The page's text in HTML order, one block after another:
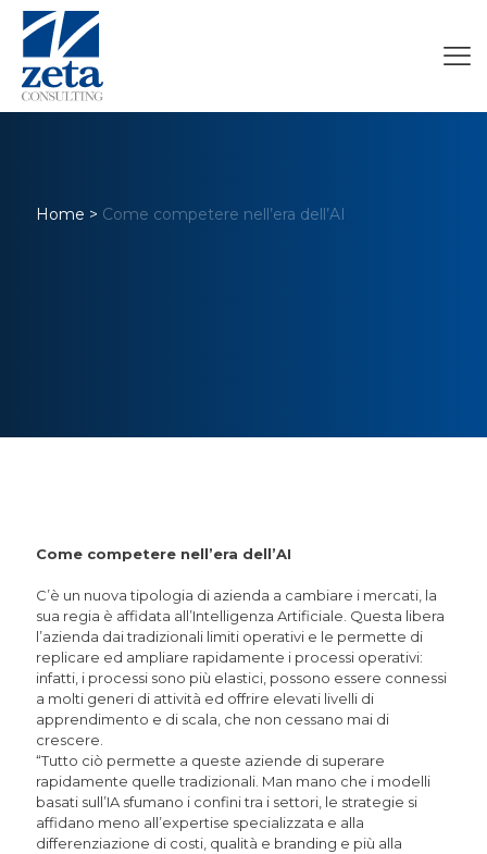
Home > Come competere nell’era dell’AI
Come competere nell’era dell’AI
C’è un nuova tipologia di azienda a cambiare i mercati, la
sua regia è affidata all’Intelligenza Artificiale. Questa libera
l’azienda dai tradizionali limiti operativi e le permette di
replicare ed ampliare rapidamente i processi operativi:
infatti, i processi sono più elastici, possono essere connessi
a molti generi di attività ed offrire elevati livelli di
apprendimento e di scala, che non cessano mai di
crescere.
“Tutto ciò permette a queste aziende di superare
rapidamente quelle tradizionali. Man mano che i modelli
basati sull’IA sfumano i confini tra i settori, le strategie si
affidano meno all’expertise specializzata e alla
differenziazione di costi, qualità e branding e più alla